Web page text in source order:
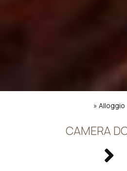
» Alloggio
CAMERA